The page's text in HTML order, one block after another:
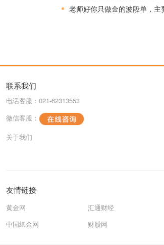
老师好你只做金的波段单，
联系我们
电话客服：021-62313553
微信客服：
关于我们
友情链接
黄金网 汇通财经
中国纸金网
财股网